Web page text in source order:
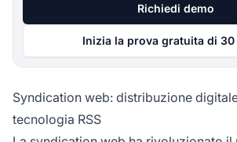
Richiedi demo
Inizia la prova gratuita di
Syndication web: distribuzione
tecnologia RSS